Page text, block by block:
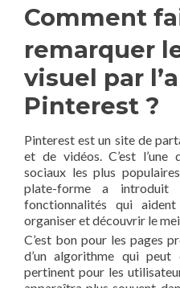
Comment
remarquer
visuel par
Pinterest ?
Pinterest est un site de
et de vidéos. C’est l’une
sociaux les plus
plate-forme a introduit
fonctionnalités qui
organiser et découvrir le
C’est bon pour les pages
d’un algorithme qui
pertinent pour les